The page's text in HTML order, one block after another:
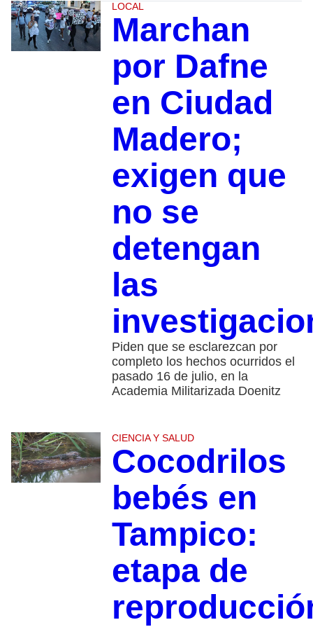
LOCAL
Marchan
por Dafne
en Ciudad
Madero;
exigen que
no se
detengan
las
Piden que se esclarezcan por
completo los hechos ocurridos el
pasado 16 de julio, en la
Academia Militarizada Doenitz
CIENCIA Y SALUD
Cocodrilos
bebés en
Tampico:
etapa de